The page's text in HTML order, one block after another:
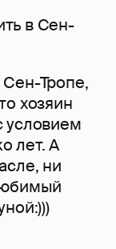
в Сен-
Тропе,
хозяин
условием
лет. А
ни